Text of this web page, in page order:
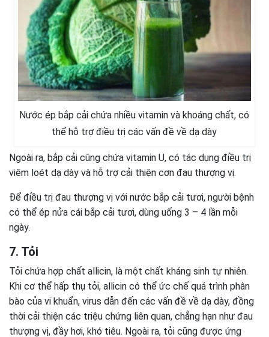
Nước ép bắp cải chứa nhiều vitamin và khoáng chất, có
thể hỗ trợ điều trị các vấn đề về dạ dày
Ngoài ra, bắp cải cũng chứa vitamin U, có tác dụng điều trị
viêm loét dạ dày và hỗ trợ cải thiện cơn đau thượng vị.
Để điều trị đau thượng vị với nước bắp cải tươi, người bệnh
có thể ép nửa cái bắp cải tươi, dùng uống 3 – 4 lần mỗi
ngày.
7. Tỏi
Tỏi chứa hợp chất allicin, là một chất kháng sinh tự nhiên.
Khi cơ thể hấp thụ tỏi, allicin có thể ức chế quá trình phân
bào của vi khuẩn, virus dẫn đến các vấn đề về dạ dày, đồng
thời cải thiện các triệu chứng liên quan, chẳng hạn như đau
thượng vị, đầy hơi, khó tiêu. Ngoài ra, tỏi cũng được ứng